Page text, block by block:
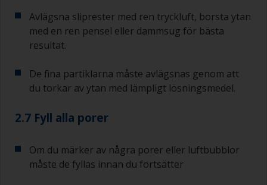
Avlägsna sliprester med ren tryckluft, borsta ytan
med en ren pensel eller dammsug för bästa
resultat.
De fina partiklarna måste avlägsnas genom att
du torkar av ytan med lämpligt lösningsmedel.
2.7 Fyll alla porer
Om du märker av några porer eller luftbubblor
måste de fyllas innan du fortsätter